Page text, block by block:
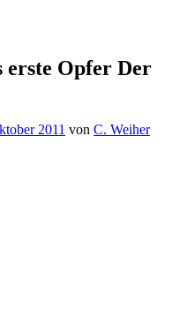
erste Opfer Der
2011 von C. Weiher